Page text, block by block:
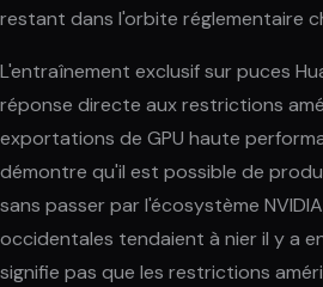
restant dans l'orbite réglementaire
L'entraînement exclusif sur puces
réponse directe aux restrictions
exportations de GPU haute
démontre qu'il est possible de
sans passer par l'écosystème
occidentales tendaient à nier il y a
signifie pas que les restrictions